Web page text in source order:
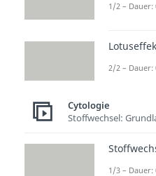
Mehr
unseren
Meiose
1/2 – Dauer:
2/2 – Dauer:
Cytologie
Stoffwechsel:
1/3 – Dauer: